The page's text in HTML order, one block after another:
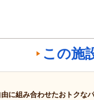
この施
に組み合わせたおトクな